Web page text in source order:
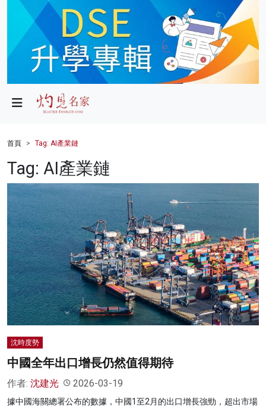
政局
財經
健康
商業
科技
影片
名家榜
灼見活動
首頁 Tag: AI產業鏈
Tag: AI產業鏈
沈時度勢
中國全年出口增長仍然值得期待
作者: 沈建光 2026-03-19
據中國海關總署公布的數據，中國1至2月的出口增長強勁，超出市場